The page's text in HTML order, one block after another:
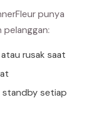
punya
pelanggan:
rusak saat
setiap